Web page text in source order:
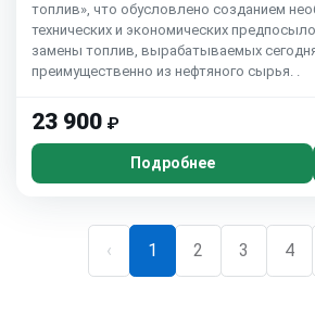
топлив», что обусловлено созданием
технических и экономических
замены топлив, вырабатываемых
преимущественно из нефтяного сырья. .
23 900 ₽
Подробнее
‹ 1 2 3 4